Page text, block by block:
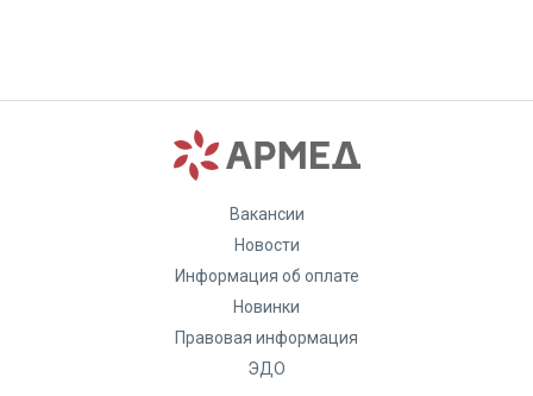
Вакансии
Новости
Информация об оплате
Новинки
Правовая информация
ЭДО